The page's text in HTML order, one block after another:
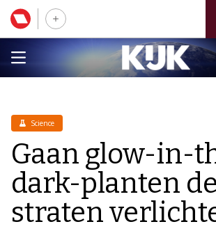
Science
Gaan glow-in-
dark-planten de
straten